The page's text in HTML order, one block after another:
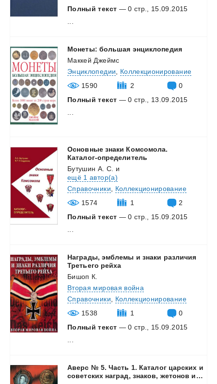
Полный текст — 0 стр., 15.09.2015
Монеты: большая энциклопедия
Маккей Джеймс
Энциклопедии
Коллекционирование
1590
2
0
Полный текст — 0 стр., 13.09.2015
Основные знаки Комсомола.
Каталог-определитель
Бутушин А. С.
и
ещё 1 автор(а)
Справочники
Коллекционирование
1574
1
2
Полный текст — 0 стр., 15.09.2015
Награды, эмблемы и знаки различия
Третьего рейха
Бишоп К.
Вторая мировая война
Справочники
Коллекционирование
1538
1
0
Полный текст — 0 стр., 15.09.2015
Аверс № 5. Часть 1. Каталог царских и
советских наград, знаков, жетонов и настольных медалей